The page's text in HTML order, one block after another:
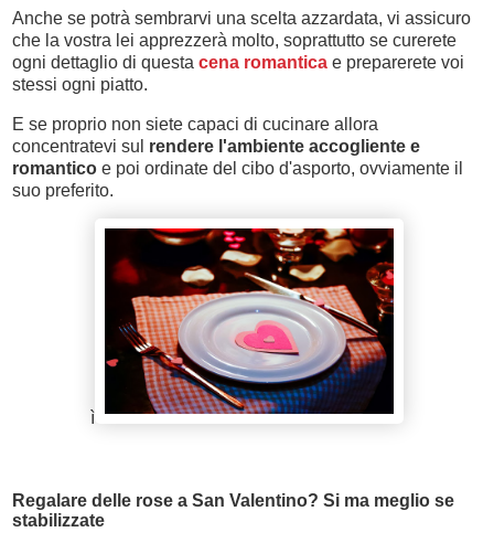
Anche se potrà sembrarvi una scelta azzardata, vi assicuro
che la vostra lei apprezzerà molto, soprattutto se curerete
ogni dettaglio di questa cena romantica e preparerete voi
stessi ogni piatto.
E se proprio non siete capaci di cucinare allora
concentratevi sul rendere l'ambiente accogliente e
romantico e poi ordinate del cibo d'asporto, ovviamente il
suo preferito.
ì
Regalare delle rose a San Valentino? Si ma meglio se
stabilizzate